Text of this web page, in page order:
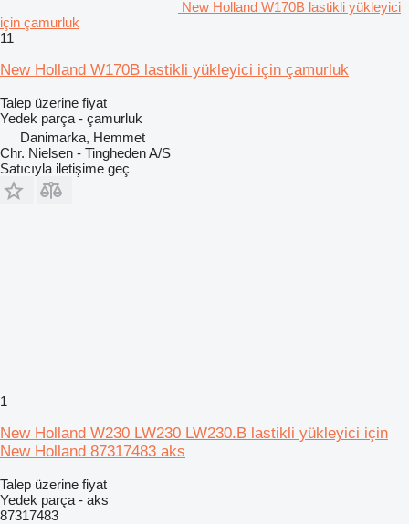
New Holland W170B lastikli yükleyici
için çamurluk
11
New Holland W170B lastikli yükleyici için çamurluk
Talep üzerine fiyat
Yedek parça - çamurluk
Danimarka, Hemmet
Chr. Nielsen - Tingheden A/S
Satıcıyla iletişime geç
1
New Holland W230 LW230 LW230.B lastikli yükleyici için
New Holland 87317483 aks
Talep üzerine fiyat
Yedek parça - aks
87317483